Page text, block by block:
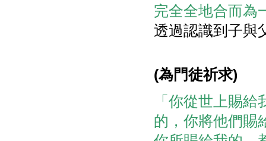
完全全地合而為
透過認識到子與
(為門徒祈求)
「你從世上賜
的，你將他們賜